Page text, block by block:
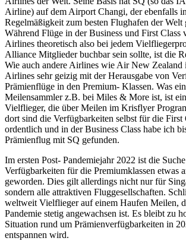
Airline) auf dem Airport Changi, der ebenfalls
Regelmäßigkeit zum besten Flughafen der
Während Flüge in der Business und First Class
Airlines theoretisch also bei jedem
Alliance Mitglieder buchbar sein sollte, ist die
Wie auch andere Airlines wie Air New Zealand
Airlines sehr geizig mit der Herausgabe von
Prämienflüge in den Premium- Klassen. Was
Meilensammler z.B. bei Miles & More ist, ist
Vielflieger, die über Meilen im Krisflyer
dort sind die Verfügbarkeiten selbst für die First
ordentlich und in der Business Class habe ich
Prämienflug mit SQ gefunden.
Im ersten Post- Pandemiejahr 2022 ist die
Verfügbarkeiten für die Premiumklassen etwas
geworden. Dies gilt allerdings nicht nur für
sondern alle attraktiven Fluggesellschaften.
weltweit Vielflieger auf einem Haufen Meilen,
Pandemie stetig angewachsen ist. Es bleibt zu
Situation rund um Prämienverfügbarkeiten in
entspannen wird.